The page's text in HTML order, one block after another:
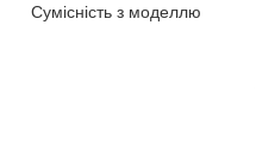
Сумісність з моделлю